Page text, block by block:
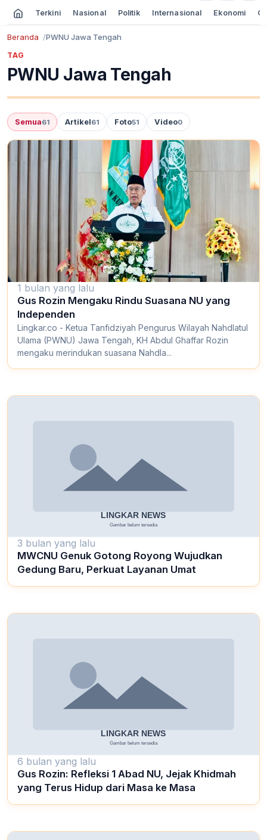
Terkini Nasional Politik Internasional Ekonomi
Beranda PWNU Jawa Tengah
TAG
PWNU Jawa Tengah
Semua61 Artikel61 Foto51 Video0
1 bulan yang lalu
Gus Rozin Mengaku Rindu Suasana NU yang
Independen
Lingkar.co - Ketua Tanfidziyah Pengurus Wilayah Nahdlatul
Ulama (PWNU) Jawa Tengah, KH Abdul Ghaffar Rozin
mengaku merindukan suasana Nahdla...
3 bulan yang lalu
MWCNU Genuk Gotong Royong Wujudkan
Gedung Baru, Perkuat Layanan Umat
6 bulan yang lalu
Gus Rozin: Refleksi 1 Abad NU, Jejak Khidmah
yang Terus Hidup dari Masa ke Masa